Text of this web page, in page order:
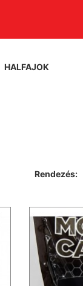
HALFAJOK
Rendezés: